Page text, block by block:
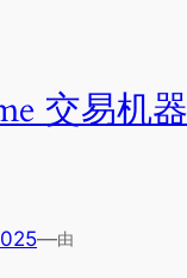
交易机器
—由